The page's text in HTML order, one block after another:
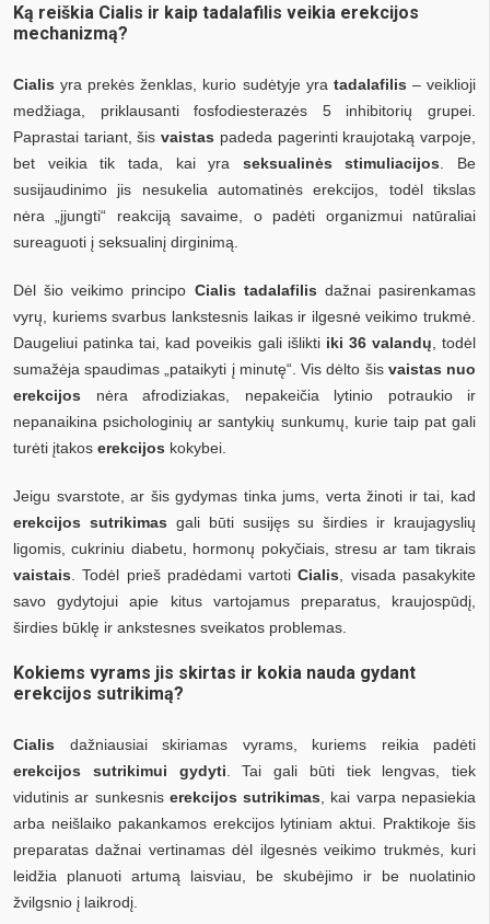
Ką reiškia Cialis ir kaip tadalafilis veikia erekcijos
mechanizmą?
Cialis yra prekės ženklas, kurio sudėtyje yra tadalafilis – veiklioji
medžiaga, priklausanti fosfodiesterazės 5 inhibitorių grupei.
Paprastai tariant, šisvaistas padeda pagerinti kraujotaką varpoje,
bet veikia tik tada, kai yra seksualinės stimuliacijos . Be
susijaudinimo jis nesukelia automatinės erekcijos, todėl tikslas
nėra „įjungti“ reakciją savaime, o padėti organizmui natūraliai
sureaguoti į seksualinį dirginimą.
Dėl šio veikimo principo Cialis tadalafilis dažnai pasirenkamas
vyrų, kuriems svarbus lankstesnis laikas ir ilgesnė veikimo trukmė.
Daugeliui patinka tai, kad poveikis gali išlikti iki 36 valandų , todėl
sumažėja spaudimas „pataikyti į minutę“. Vis dėlto šis vaistas nuo
erekcijos nėra afrodiziakas, nepakeičia lytinio potraukio ir
nepanaikina psichologinių ar santykių sunkumų, kurie taip pat gali
turėti įtakos erekcijos kokybei.
Jeigu svarstote, ar šis gydymas tinka jums, verta žinoti ir tai, kad
erekcijos sutrikimas gali būti susijęs su širdies ir kraujagyslių
ligomis, cukriniu diabetu, hormonų pokyčiais, stresu ar tam tikrais
vaistais . Todėl prieš pradėdami vartotiCialis , visada pasakykite
savo gydytojui apie kitus vartojamus preparatus, kraujospūdį,
širdies būklę ir ankstesnes sveikatos problemas.
Kokiems vyrams jis skirtas ir kokia nauda gydant
erekcijos sutrikimą?
Cialis dažniausiai skiriamas vyrams, kuriems reikia padėti
erekcijos sutrikimui gydyti . Tai gali būti tiek lengvas, tiek
vidutinis ar sunkesnis erekcijos sutrikimas , kai varpa nepasiekia
arba neišlaiko pakankamos erekcijos lytiniam aktui. Praktikoje šis
preparatas dažnai vertinamas dėl ilgesnės veikimo trukmės, kuri
leidžia planuoti artumą laisviau, be skubėjimo ir be nuolatinio
žvilgsnio į laikrodį.